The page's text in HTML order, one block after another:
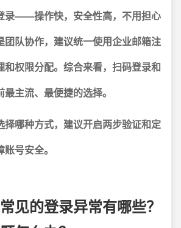
录——操作快，安全性高，不用担心
团队协作，建议统一使用企业邮箱注
权限分配。综合来看， 扫码登录和
最主流、最便捷的选择。
择哪种方式，建议开启两步验证和定
号安全。
见的登录异常有哪些？